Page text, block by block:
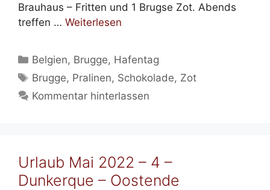
Brauhaus – Fritten und 1 Brugse Zot. Abends
treffen … Weiterlesen
Kategorien
Belgien, Brugge, Hafentag
Schlagwörter
Brugge, Pralinen, Schokolade, Zot
Kommentar hinterlassen
Urlaub Mai 2022 – 4 –
Dunkerque – Oostende